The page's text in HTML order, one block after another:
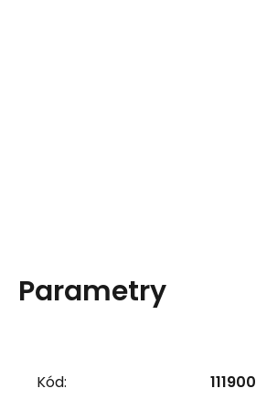
Parametry
Kód: 111900